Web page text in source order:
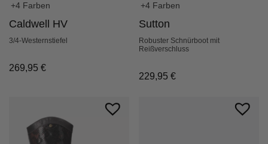
+4 Farben
Caldwell HV
3/4-Westernstiefel
269,95 €
+4 Farben
Sutton
Robuster Schnürboot mit
Reißverschluss
229,95€